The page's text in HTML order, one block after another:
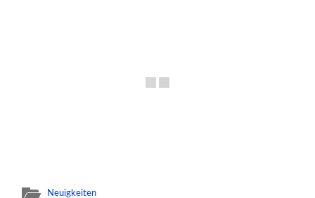
Neuigkeiten